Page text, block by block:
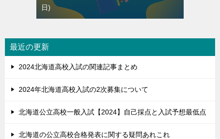
日
最近の更新
2024北海道高校入試の関連記事まとめ
2024年北海道高校入試の2次募集について
北海道公立高校一般入試【2024】自己採点と入試予想最低点
北海道の公立高校合格発表に関する疑問あれこれ